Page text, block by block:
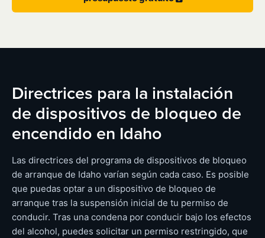
Directrices para la instalación
de dispositivos de bloqueo de
encendido en Idaho
Las directrices del programa de dispositivos de bloqueo
de arranque de Idaho varían según cada caso. Es posible
que puedas optar a un dispositivo de bloqueo de
arranque tras la suspensión inicial de tu permiso de
conducir. Tras una condena por conducir bajo los efectos
del alcohol, puedes solicitar un permiso restringido, que